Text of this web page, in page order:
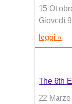
15
Giovedì
leggi »
The 6th
22